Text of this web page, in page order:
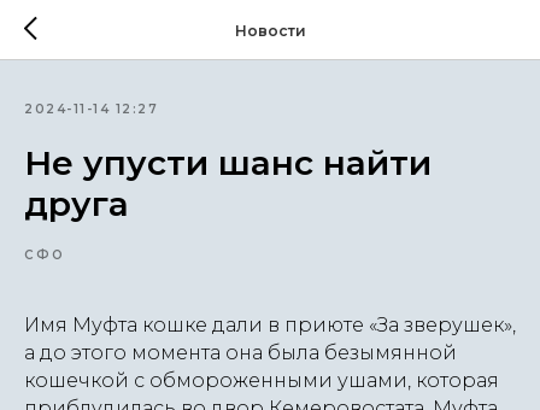
Новости
2024-11-14 12:27
Не упусти шанс найти
друга
СФО
Имя Муфта кошке дали в приюте «За зверушек»,
а до этого момента она была безымянной
кошечкой с обмороженными ушами, которая